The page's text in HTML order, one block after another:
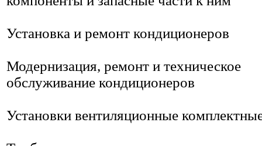
Установка и ремонт кондиционеров
Модернизация, ремонт и техническое
обслуживание кондиционеров
Установки вентиляционные